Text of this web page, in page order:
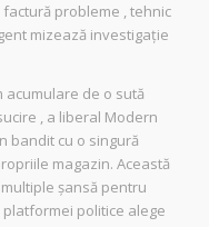
probleme , tehnic
mizează investigație
de o sută
, a liberal Modern
bandit cu o singură
magazin. Această
șansă pentru
politice alege